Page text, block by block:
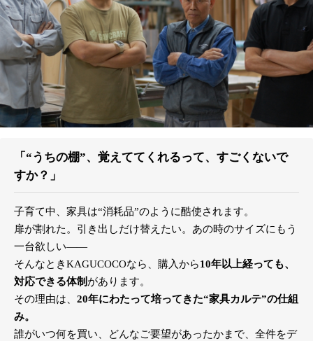
「“うちの棚”、覚えててくれるって、すごくないで
すか？」
子育て中、家具は“消耗品”のように酷使されます。
扉が割れた。引き出しだけ替えたい。あの時のサイズにもう
一台欲しい――
そんなときKAGUCOCOなら、購入から10年以上経っても、
対応できる体制 があります。
その理由は、 20年にわたって培ってきた“家具カルテ”の仕組
み。
誰がいつ何を買い、どんなご要望があったかまで、全件をデ